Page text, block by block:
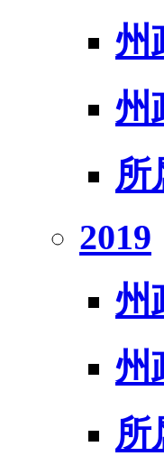
州
州
所
2019
州
州
所